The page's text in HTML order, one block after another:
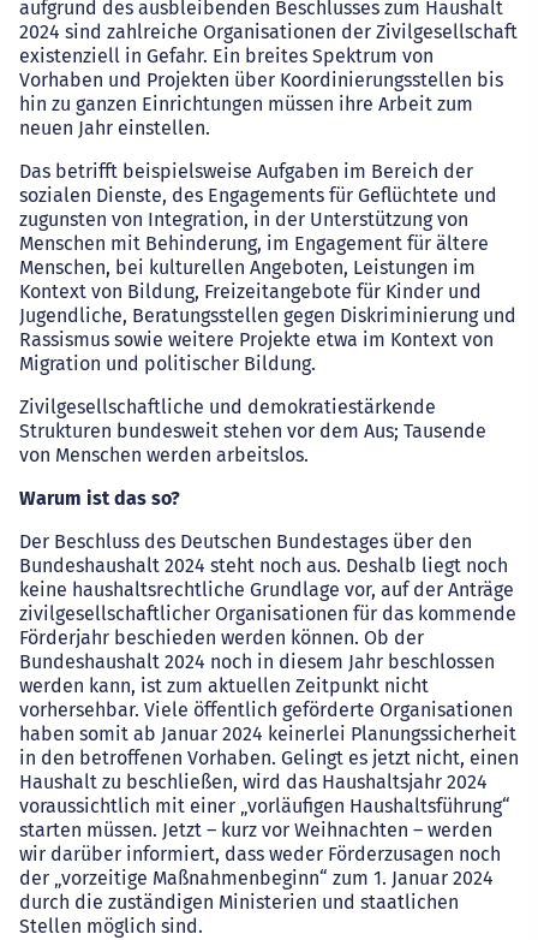
aufgrund des ausbleibenden Beschlusses zum Haushalt
2024 sind zahlreiche Organisationen der Zivilgesellschaft
existenziell in Gefahr. Ein breites Spektrum von
Vorhaben und Projekten über Koordinierungsstellen bis
hin zu ganzen Einrichtungen müssen ihre Arbeit zum
neuen Jahr einstellen.
Das betrifft beispielsweise Aufgaben im Bereich der
sozialen Dienste, des Engagements für Geflüchtete und
zugunsten von Integration, in der Unterstützung von
Menschen mit Behinderung, im Engagement für ältere
Menschen, bei kulturellen Angeboten, Leistungen im
Kontext von Bildung, Freizeitangebote für Kinder und
Jugendliche, Beratungsstellen gegen Diskriminierung und
Rassismus sowie weitere Projekte etwa im Kontext von
Migration und politischer Bildung.
Zivilgesellschaftliche und demokratiestärkende
Strukturen bundesweit stehen vor dem Aus; Tausende
von Menschen werden arbeitslos.
Warum ist das so?
Der Beschluss des Deutschen Bundestages über den
Bundeshaushalt 2024 steht noch aus. Deshalb liegt noch
keine haushaltsrechtliche Grundlage vor, auf der Anträge
zivilgesellschaftlicher Organisationen für das kommende
Förderjahr beschieden werden können. Ob der
Bundeshaushalt 2024 noch in diesem Jahr beschlossen
werden kann, ist zum aktuellen Zeitpunkt nicht
vorhersehbar. Viele öffentlich geförderte Organisationen
haben somit ab Januar 2024 keinerlei Planungssicherheit
in den betroffenen Vorhaben. Gelingt es jetzt nicht, einen
Haushalt zu beschließen, wird das Haushaltsjahr 2024
voraussichtlich mit einer „vorläufigen Haushaltsführung“
starten müssen. Jetzt – kurz vor Weihnachten – werden
wir darüber informiert, dass weder Förderzusagen noch
der „vorzeitige Maßnahmenbeginn“ zum 1. Januar 2024
durch die zuständigen Ministerien und staatlichen
Stellen möglich sind.